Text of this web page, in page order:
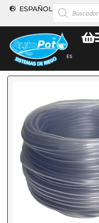
ESPAÑOL
ES